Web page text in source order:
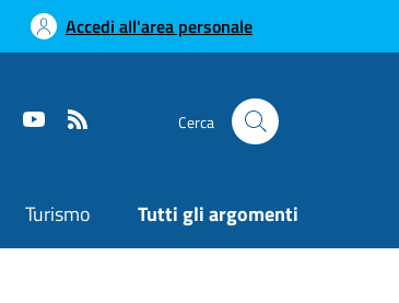
Accedi all'area personale
Cerca
Turismo Tutti gli argomenti